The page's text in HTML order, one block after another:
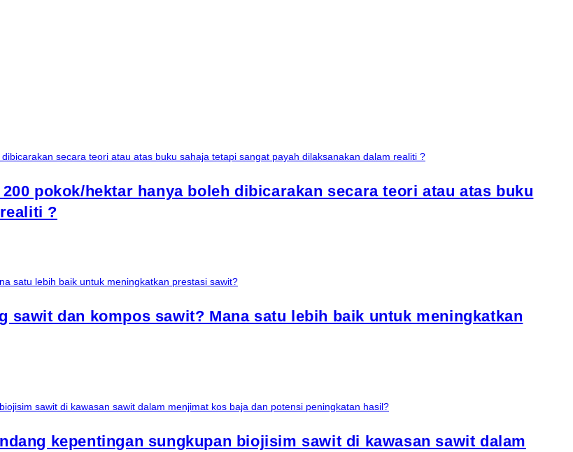
pokok/hektar hanya boleh dibicarakan secara teori atau atas buku
?
sawit dan kompos sawit? Mana satu lebih baik untuk meningkatkan
kepentingan sungkupan biojisim sawit di kawasan sawit dalam